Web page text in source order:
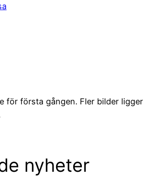
för första gången. Fler bilder ligger
nyheter